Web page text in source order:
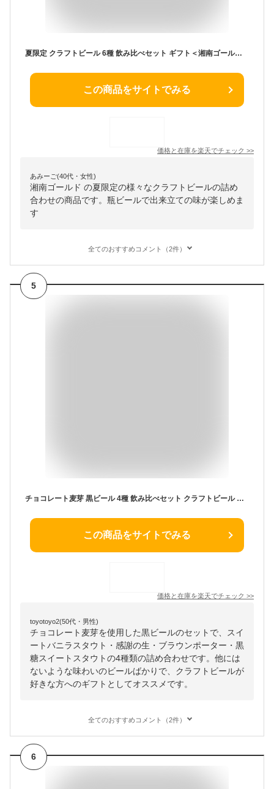
夏限定 クラフトビール 6種 飲み比べセット ギフト＜湘南ゴールド IPA 黒ビール ペールエール 詰め合わせ＞誕生日プレゼント お中元 御中元 出産内祝い 結婚内祝い【本州送料無料 あす楽】クラフトビールの神が手掛ける できたて直送 地ビール 神奈川 サンクトガーレン 酒
この商品をサイトでみる
価格と在庫を楽天でチェック >>
あみーご(40代・女性)
湘南ゴールド の夏限定の様々なクラフトビールの詰め
合わせの商品です。瓶ビールで出来立ての味が楽しめま
す
全てのおすすめコメント（2件）
5
チョコレート麦芽 黒ビール 4種 飲み比べセット クラフトビール 地ビール ギフト【本州送料無料 あす楽】おしゃれ 珍しい 詰め合わせ ポーター スタウト サンクトガーレン 国産 贈答 出産内祝い・結婚内祝い・退職祝い・還暦祝い のし名入れ、誕生日プレゼント・父の日ギフト
この商品をサイトでみる
価格と在庫を楽天でチェック >>
toyotoyo2(50代・男性)
チョコレート麦芽を使用した黒ビールのセットで、スイ
ートバニラスタウト・感謝の生・ブラウンポーター・黒
糖スイートスタウトの4種類の詰め合わせです。他には
ないような味わいのビールばかりで、クラフトビールが
好きな方へのギフトとしてオススメです。
全てのおすすめコメント（2件）
6